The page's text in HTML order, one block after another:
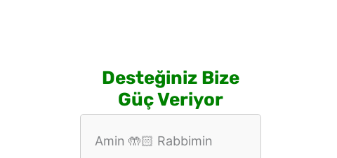
Desteğiniz Bize
Güç Veriyor
Amin 🤲🏻 Rabbimin